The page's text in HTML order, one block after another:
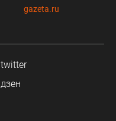
gazeta.ru
twitter
дзен